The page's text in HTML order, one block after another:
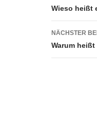
Wieso heißt
NÄCHSTER
Warum